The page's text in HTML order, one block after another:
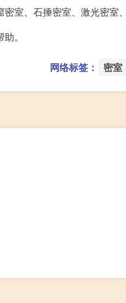
室、石捶密室、激光密室
。
网络标签： 密室